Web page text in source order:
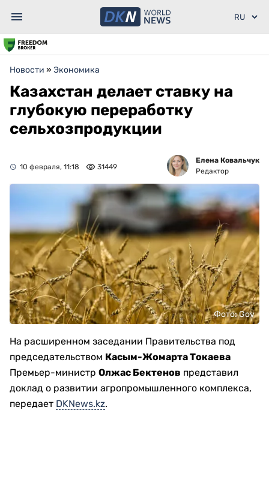
Новости » Экономика
Казахстан делает ставку на
глубокую переработку
сельхозпродукции
10 февраля, 11:18 31449
Елена Ковальчук
Редактор
Фото: Gov
На расширенном заседании Правительства под
председательством Касым-Жомарта Токаева
Премьер-министр Олжас Бектенов представил
доклад о развитии агропромышленного комплекса,
передает DKNews.kz.